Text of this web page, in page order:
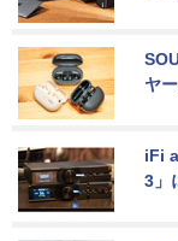
ヤ
iFi
3」